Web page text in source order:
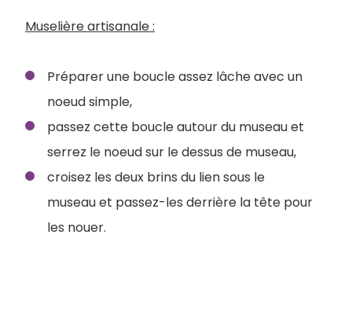
Muselière artisanale :
Préparer une boucle assez lâche avec un
noeud simple,
passez cette boucle autour du museau et
serrez le noeud sur le dessus de museau,
croisez les deux brins du lien sous le
museau et passez-les derrière la tête pour
les nouer.